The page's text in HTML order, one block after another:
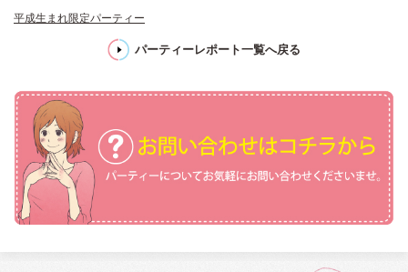
平成生まれ限定パーティー
パーティーレポート一覧へ戻る